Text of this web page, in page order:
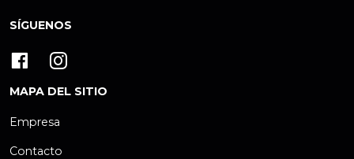
SÍGUENOS
MAPA DEL SITIO
Empresa
Contacto